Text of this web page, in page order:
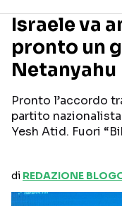
Israele va
pronto un
Netanyahu
Pronto l’accordo
partito
Yesh Atid. Fuori
di REDAZIONE